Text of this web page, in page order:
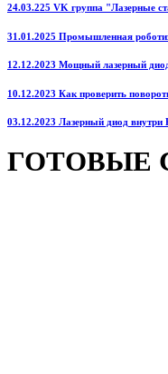
24.03.225 VK группа "Лазерные
31.01.2025 Промышленная
12.12.2023 Мощный лазерный
10.12.2023 Как проверить
03.12.2023 Лазерный диод внутри
ГОТОВЫЕ